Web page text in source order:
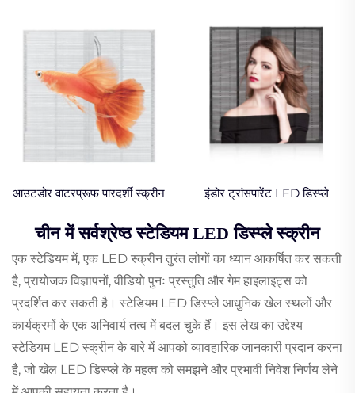
आउटडोर वाटरप्रूफ पारदर्शी स्क्रीन इंडोर ट्रांसपारेंट LED डिस्प्ले
चीन में सर्वश्रेष्ठ स्टेडियम LED डिस्प्ले स्क्रीन
एक स्टेडियम में, एक LED स्क्रीन तुरंत लोगों का ध्यान आकर्षित कर सकती
है, प्रायोजक विज्ञापनों, वीडियो पुनः प्रस्तुति और गेम हाइलाइट्स को
प्रदर्शित कर सकती है। स्टेडियम LED डिस्प्ले आधुनिक खेल स्थलों और
कार्यक्रमों के एक अनिवार्य तत्व में बदल चुके हैं। इस लेख का उद्देश्य
स्टेडियम LED स्क्रीन के बारे में आपको व्यावहारिक जानकारी प्रदान करना
है, जो खेल LED डिस्प्ले के महत्व को समझने और प्रभावी निवेश निर्णय लेने